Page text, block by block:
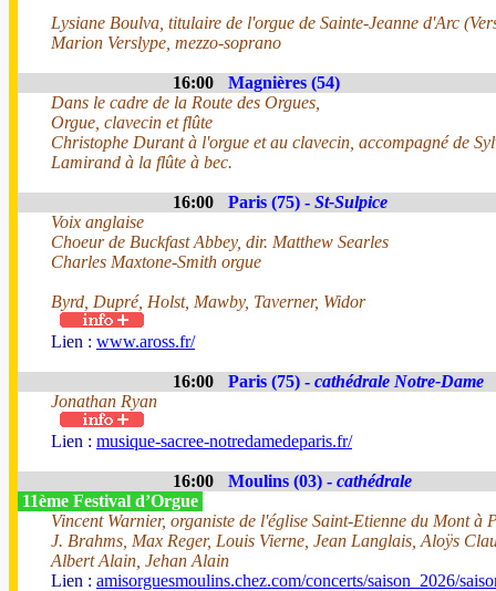
Lysiane Boulva, titulaire de l'orgue de Sainte-Jeanne d'Arc
Marion Verslype, mezzo-soprano
16:00
Magnières (54)
Dans le cadre de la Route des Orgues,
Orgue, clavecin et flûte
Christophe Durant à l'orgue et au clavecin, accompagné de
Lamirand à la flûte à bec.
16:00 Paris (75) - St-Sulpice
Voix anglaise
Choeur de Buckfast Abbey, dir. Matthew Searles
Charles Maxtone-Smith orgue
Byrd, Dupré, Holst, Mawby, Taverner, Widor
Lien : www.aross.fr/
16:00 Paris (75) - cathédrale Notre-Dame
Jonathan Ryan
Lien : musique-sacree-notredamedeparis.fr/
16:00 Moulins (03) - cathédrale
11ème Festival d’Orgue
Vincent Warnier, organiste de l'église Saint-Etienne du Mont à
J. Brahms, Max Reger, Louis Vierne, Jean Langlais, Aloÿs
Albert Alain, Jehan Alain
Lien : amisorguesmoulins.chez.com/concerts/saison_2026/